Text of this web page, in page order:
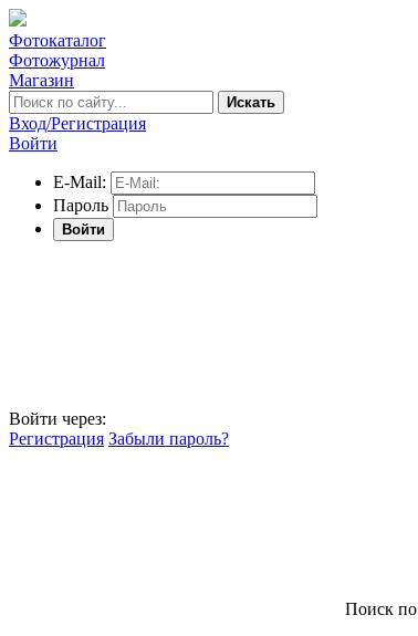
Фотокаталог
Фотожурнал
Магазин
Искать
Вход/Регистрация
Войти
E-Mail:
Пароль
Войти
Войти через:
Регистрация Забыли пароль?
Поиск по